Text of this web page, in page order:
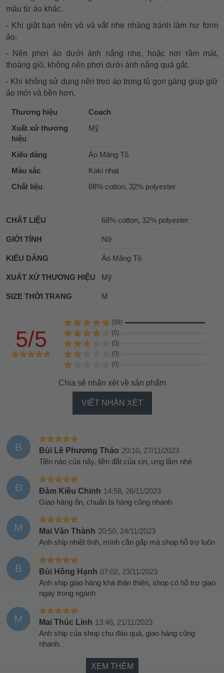
màu từ áo khác.
- Khi giặt bạn nên vò và vắt nhẹ nhàng tránh làm hư form
áo.
- Nên phơi áo dưới ánh nắng nhẹ, hoặc nơi râm mát,
thoáng gió, không nên phơi dưới ánh nắng quá gắt.
- Khi không sử dụng nên treo áo trong tủ gọn gàng giúp giữ
áo mới và bền hơn.
Thương hiệu
Coach
Xuất xứ thương
hiệu
Mỹ
Kiểu dáng
Áo Măng Tô
Màu sắc
Kaki nhạt
Chất liệu
68% cotton, 32% polyester
CHẤT LIỆU 68% cotton, 32% polyester
GIỚI TÍNH Nữ
KIỂU DÁNG Áo Măng Tô
XUẤT XỨ THƯƠNG HIỆU Mỹ
SIZE THỜI TRANG M
5/5
(99)
(0)
(0)
(0)
(0)
Chia sẻ nhận xét về sản phẩm
VIẾT NHẬN XÉT
B Bùi Lê Phương Thảo 20:10, 27/11/2023
Tiền nào của nấy, tiền đắt của xịn, ưng lắm nhé
Đ Đàm Kiều Chinh 14:58, 26/11/2023
Giao hàng ổn, chuẩn bị hàng cũng nhanh
M Mai Văn Thành 20:50, 24/11/2023
Anh ship nhiệt tình, mình cần gấp mà shop hỗ trợ luôn
B Bùi Hồng Hạnh 07:02, 23/11/2023
Anh ship giao hàng khá thân thiện, shop có hỗ trợ giao
ngay trong ngành
M Mai Thúc Linh 13:46, 21/11/2023
Anh ship của shop chu đáo quá, giao hàng cũng
nhanh.
XEM THÊM